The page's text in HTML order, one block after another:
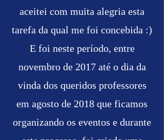
aceitei com muita alegria esta
tarefa da qual me foi concebida :)
E foi neste período, entre
novembro de 2017 até o dia da
vinda dos queridos professores
em agosto de 2018 que ficamos
organizando os eventos e durante